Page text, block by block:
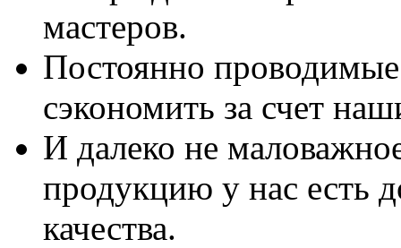
мастеров.
Постоянно
сэкономить за счет
И далеко не
продукцию у нас есть
качества.